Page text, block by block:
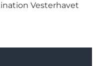
Vesterhavet